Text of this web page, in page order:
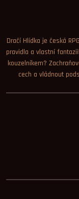
Dračí Hlídka je česká
pravidla a vlastní
kouzelníkem?
cech a vládnout